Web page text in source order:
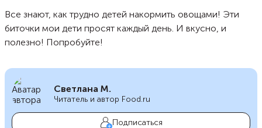
Все знают, как трудно детей накормить овощами! Эти
биточки мои дети просят каждый день. И вкусно, и
полезно! Попробуйте!
Светлана М.
Читатель и автор Food.ru
Подписаться